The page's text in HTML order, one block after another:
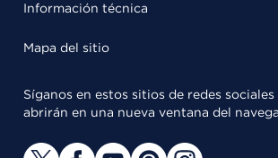
Información técnica
Mapa del sitio
Síganos en estos sitios de redes
abrirán en una nueva ventana del